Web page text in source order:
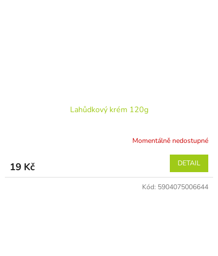
Lahůdkový krém 120g
Momentálně nedostupné
19 Kč DETAIL
Kód: 5904075006644